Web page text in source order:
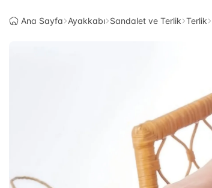
Ana Sayfa Ayakkabı Sandalet ve Terlik Terlik